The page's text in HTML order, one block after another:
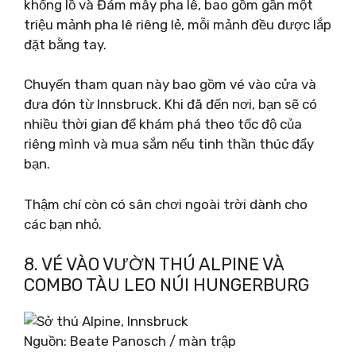
khổng lồ và Đám mây pha lê, bao gồm gần một
triệu mảnh pha lê riêng lẻ, mỗi mảnh đều được lắp
đặt bằng tay.
Chuyến tham quan này bao gồm vé vào cửa và
đưa đón từ Innsbruck. Khi đã đến nơi, bạn sẽ có
nhiều thời gian để khám phá theo tốc độ của
riêng mình và mua sắm nếu tinh thần thúc đẩy
bạn.
Thậm chí còn có sân chơi ngoài trời dành cho
các bạn nhỏ.
8. VÉ VÀO VƯỜN THÚ ALPINE VÀ
COMBO TÀU LEO ​​NÚI HUNGERBURG
Nguồn: Beate Panosch / màn trập